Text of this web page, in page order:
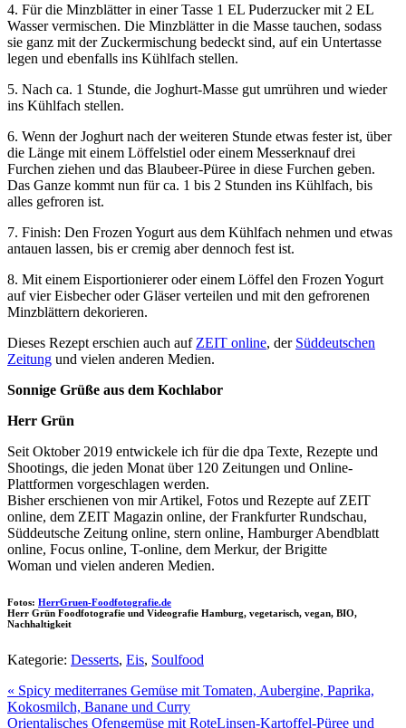
4. Für die Minzblätter in einer Tasse 1 EL Puderzucker mit 2 EL
Wasser vermischen. Die Minzblätter in die Masse tauchen, sodass
sie ganz mit der Zuckermischung bedeckt sind, auf ein Untertasse
legen und ebenfalls ins Kühlfach stellen.
5. Nach ca. 1 Stunde, die Joghurt-Masse gut umrühren und wieder
ins Kühlfach stellen.
6. Wenn der Joghurt nach der weiteren Stunde etwas fester ist, über
die Länge mit einem Löffelstiel oder einem Messerknauf drei
Furchen ziehen und das Blaubeer-Püree in diese Furchen geben.
Das Ganze kommt nun für ca. 1 bis 2 Stunden ins Kühlfach, bis
alles gefroren ist.
7. Finish: Den Frozen Yogurt aus dem Kühlfach nehmen und etwas
antauen lassen, bis er cremig aber dennoch fest ist.
8. Mit einem Eisportionierer oder einem Löffel den Frozen Yogurt
auf vier Eisbecher oder Gläser verteilen und mit den gefrorenen
Minzblättern dekorieren.
Dieses Rezept erschien auch auf ZEIT online, der Süddeutschen
Zeitung und vielen anderen Medien.
Sonnige Grüße aus dem Kochlabor
Herr Grün
Seit Oktober 2019 entwickele ich für die dpa Texte, Rezepte und
Shootings, die jeden Monat über 120 Zeitungen und Online-
Plattformen vorgeschlagen werden.
Bisher erschienen von mir Artikel, Fotos und Rezepte auf ZEIT
online, dem ZEIT Magazin online, der Frankfurter Rundschau,
Süddeutsche Zeitung online, stern online, Hamburger Abendblatt
online, Focus online, T-online, dem Merkur, der Brigitte
Woman und vielen anderen Medien.
Fotos: HerrGruen-Foodfotografie.de
Herr Grün Foodfotografie und Videografie Hamburg, vegetarisch, vegan, BIO,
Nachhaltigkeit
Kategorie: Desserts, Eis, Soulfood
« Spicy mediterranes Gemüse mit Tomaten, Aubergine, Paprika,
Kokosmilch, Banane und Curry
Orientalisches Ofengemüse mit RoteLinsen-Kartoffel-Püree und